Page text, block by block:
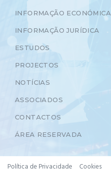
INFORMAÇÃO ECONÓMICA
INFORMAÇÃO JURÍDICA
ESTUDOS
PROJECTOS
NOTÍCIAS
ASSOCIADOS
CONTACTOS
ÁREA RESERVADA
Política de Privacidade Cookies